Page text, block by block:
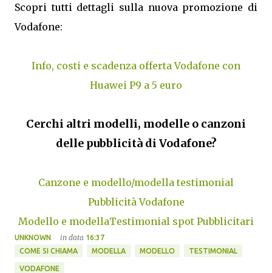
Scopri tutti dettagli sulla nuova promozione di
Vodafone:
Info, costi e scadenza offerta Vodafone con
Huawei P9 a 5 euro
Cerchi altri modelli, modelle o canzoni
delle pubblicità di Vodafone?
Canzone e modello/modella testimonial
Pubblicità Vodafone
Modello e modellaTestimonial spot Pubblicitari
UNKNOWN in data 16:37
COME SI CHIAMA
MODELLA MODELLO TESTIMONIAL
VODAFONE